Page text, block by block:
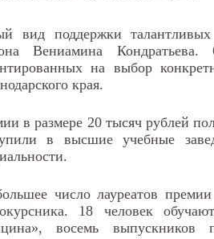
вид поддержки
Вениамина
на выбор
края.
в размере 20 тысяч рублей
в высшие учебные
число лауреатов
18 человек
восемь выпускников